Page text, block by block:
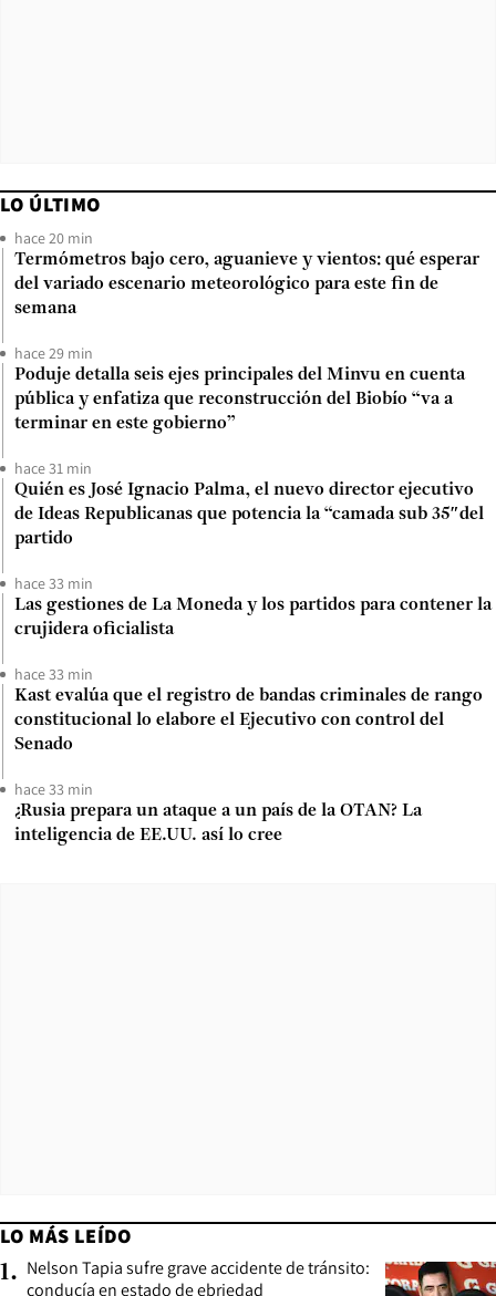
LO ÚLTIMO
hace 20 min
Termómetros bajo cero, aguanieve y vientos: qué esperar
del variado escenario meteorológico para este fin de
semana
hace 29 min
Poduje detalla seis ejes principales del Minvu en cuenta
pública y enfatiza que reconstrucción del Biobío “va a
terminar en este gobierno”
hace 31 min
Quién es José Ignacio Palma, el nuevo director ejecutivo
de Ideas Republicanas que potencia la “camada sub 35″del
partido
hace 33 min
Las gestiones de La Moneda y los partidos para contener la
crujidera oficialista
hace 33 min
Kast evalúa que el registro de bandas criminales de rango
constitucional lo elabore el Ejecutivo con control del
Senado
hace 33 min
¿Rusia prepara un ataque a un país de la OTAN? La
inteligencia de EE.UU. así lo cree
LO MÁS LEÍDO
1. Nelson Tapia sufre grave accidente de tránsito:
conducía en estado de ebriedad